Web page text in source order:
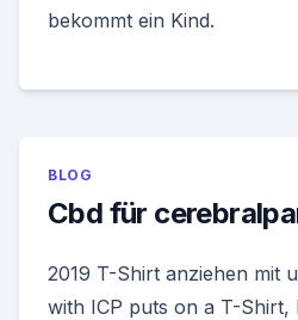
bekommt ein Kind.
BLOG
Cbd für
2019 T-Shirt anziehen mit
with ICP puts on a T-Shirt,